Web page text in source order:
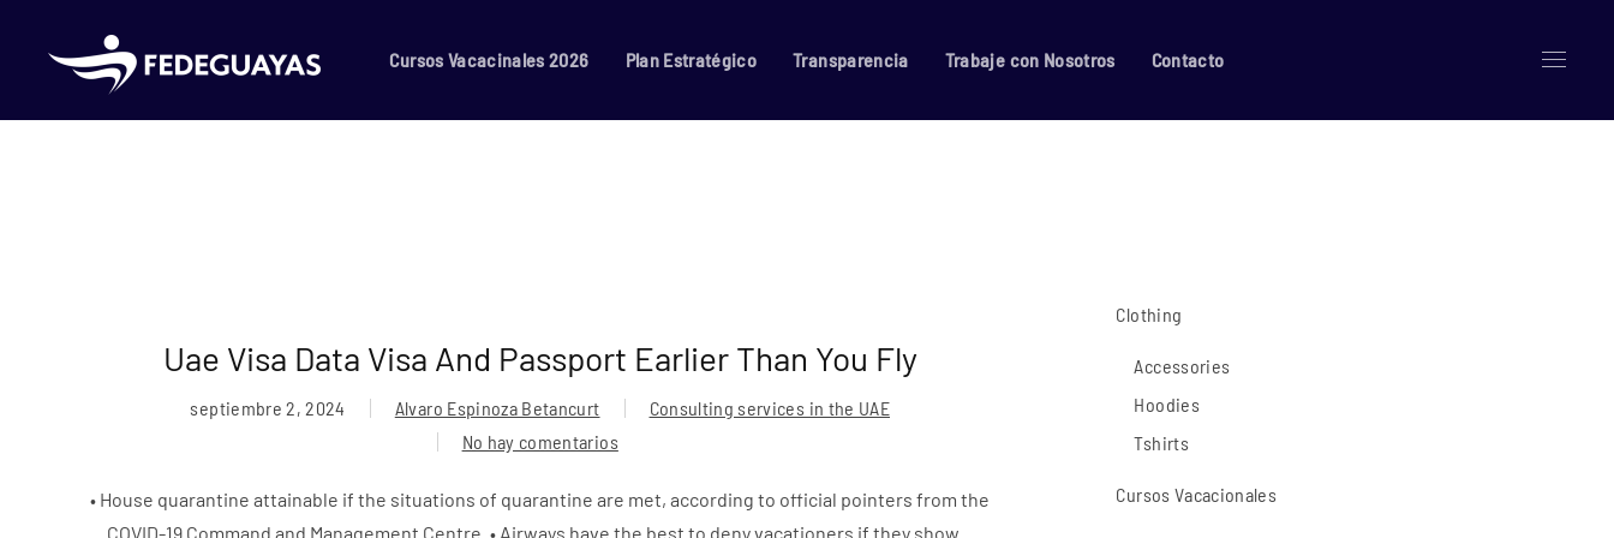
Skip to main content Cursos Vacacinales 2026 Plan Estratégico Transparencia Trabaje con Nosotros Contacto
Uae Visa Data Visa And Passport Earlier Than You Fly
septiembre 2, 2024 Alvaro Espinoza Betancurt
Consulting services in the UAE
No hay comentarios
en
• House quarantine attainable if the situations of quarantine are met, according to official pointers from the
COVID-19 Command and Management Centre. • Airways have the best to deny vacationers if they show...
Clothing
Accessories
Hoodies
Tshirts
Cursos Vacacionales